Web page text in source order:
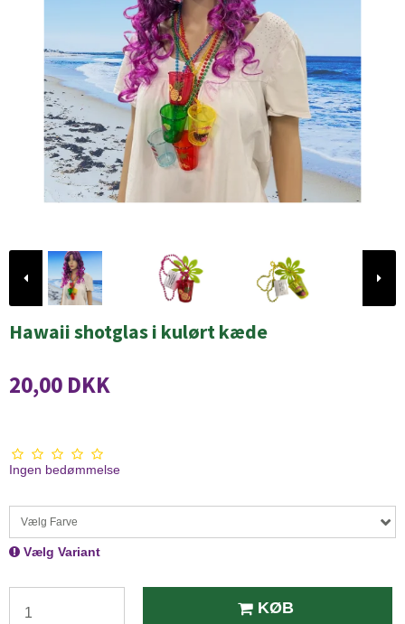
Hawaii shotglas i kulørt kæde
20,00 DKK
Ingen bedømmelse
Vælg Farve
Vælg Variant
KØB